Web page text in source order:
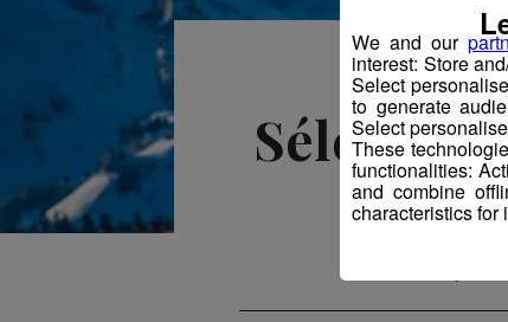
Sélection
Publié par
We and our
interest: Store
Select
to generate
Select
These
functionalities:
and combine
characteristics for